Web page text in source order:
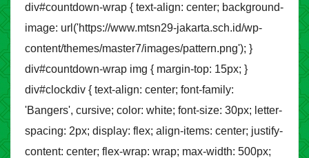
div#countdown-wrap { text-align: center; background-
image: url('https://www.mtsn29-jakarta.sch.id/wp-
content/themes/master7/images/pattern.png'); }
div#countdown-wrap img { margin-top: 15px; }
div#clockdiv { text-align: center; font-family:
'Bangers', cursive; color: white; font-size: 30px; letter-
spacing: 2px; display: flex; align-items: center; justify-
content: center; flex-wrap: wrap; max-width: 500px;